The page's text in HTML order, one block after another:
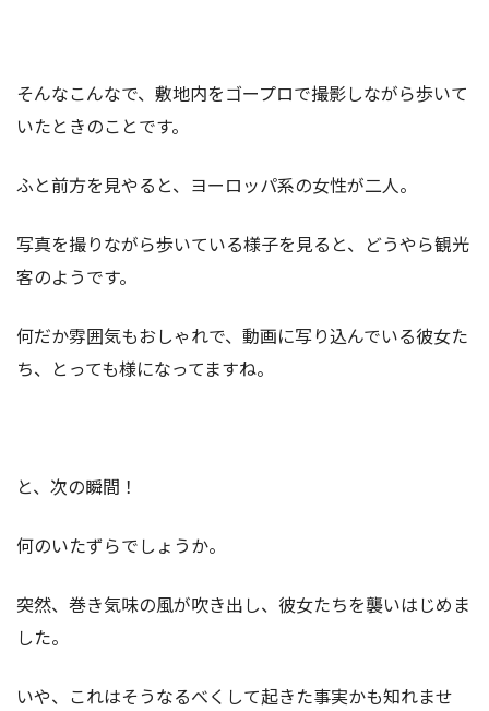
そんなこんなで、敷地内をゴープロで撮影しながら歩いて
いたときのことです。
ふと前方を見やると、ヨーロッパ系の女性が二人。
写真を撮りながら歩いている様子を見ると、どうやら観光
客のようです。
何だか雰囲気もおしゃれで、動画に写り込んでいる彼女た
ち、とっても様になってますね。
と、次の瞬間！
何のいたずらでしょうか。
突然、巻き気味の風が吹き出し、彼女たちを襲いはじめま
した。
いや、これはそうなるべくして起きた事実かも知れませ